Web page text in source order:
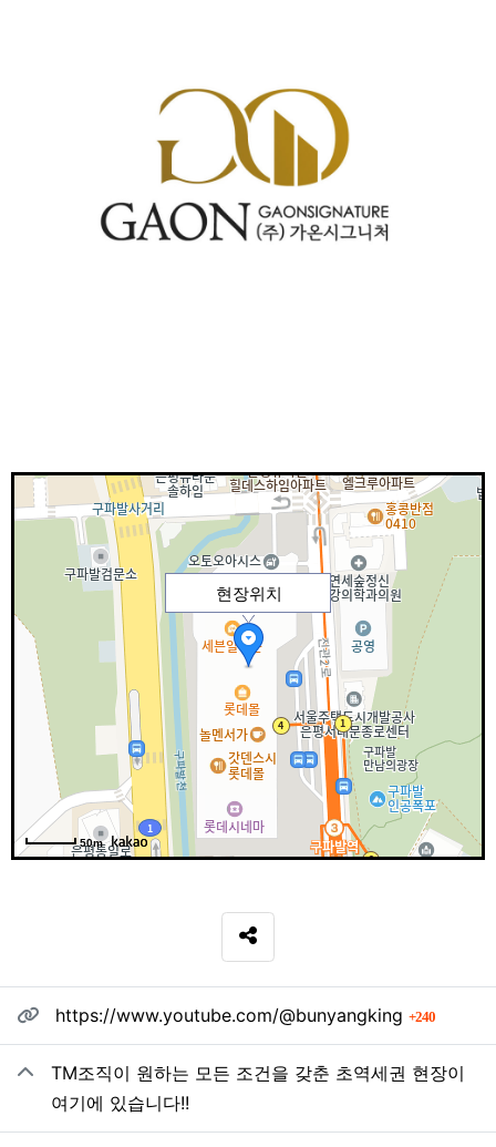
현장위치
50m
SNS 공유
관련자료https://www.youtube.com/@bunyangking 240회 연결
TM조직이 원하는 모든 조건을 갖춘 초역세권 현장이
여기에 있습니다!!